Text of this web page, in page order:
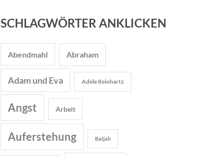
SCHLAGWÖRTER ANKLICKEN
Abendmahl Abraham
Adam und Eva Adele Reinhartz
Angst Arbeit
Auferstehung Batjah